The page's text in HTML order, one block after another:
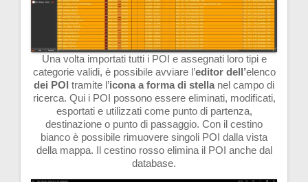
Una volta importati tutti i POI e assegnati loro tipi e
categorie validi, è possibile avviare l’editor dell’elenco
dei POI tramite l’icona a forma di stella nel campo di
ricerca. Qui i POI possono essere eliminati, modificati,
esportati e utilizzati come punto di partenza,
destinazione o punto di passaggio. Con il cestino
bianco è possibile rimuovere singoli POI dalla vista
della mappa. Il cestino rosso elimina il POI anche dal
database.